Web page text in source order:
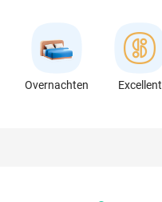
Overnachten Excellent